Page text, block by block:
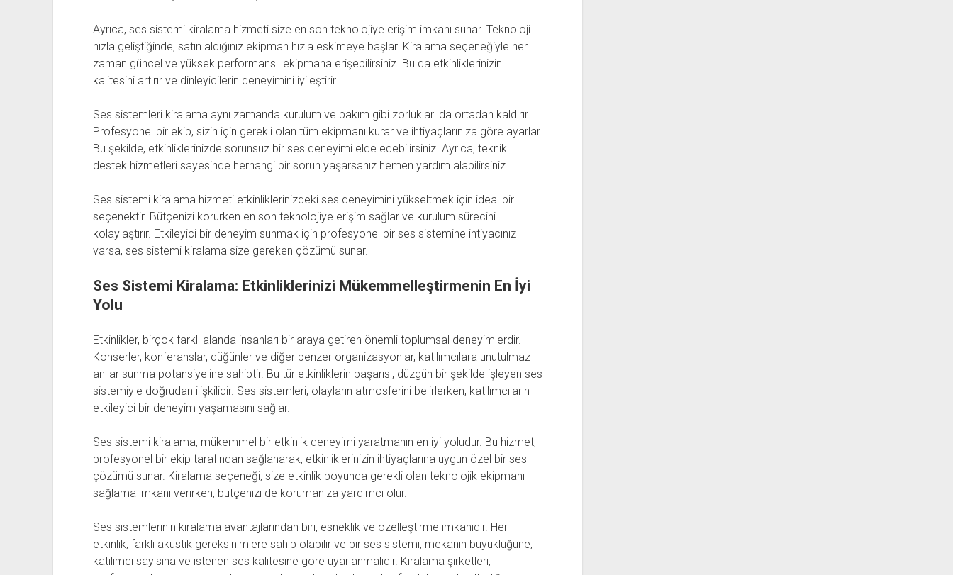
Ayrıca, ses sistemi kiralama hizmeti size en son teknolojiye erişim imkanı sunar. Teknoloji
hızla geliştiğinde, satın aldığınız ekipman hızla eskimeye başlar. Kiralama seçeneğiyle her
zaman güncel ve yüksek performanslı ekipmana erişebilirsiniz. Bu da etkinliklerinizin
kalitesini artırır ve dinleyicilerin deneyimini iyileştirir.
Ses sistemleri kiralama aynı zamanda kurulum ve bakım gibi zorlukları da ortadan kaldırır.
Profesyonel bir ekip, sizin için gerekli olan tüm ekipmanı kurar ve ihtiyaçlarınıza göre ayarlar.
Bu şekilde, etkinliklerinizde sorunsuz bir ses deneyimi elde edebilirsiniz. Ayrıca, teknik
destek hizmetleri sayesinde herhangi bir sorun yaşarsanız hemen yardım alabilirsiniz.
Ses sistemi kiralama hizmeti etkinliklerinizdeki ses deneyimini yükseltmek için ideal bir
seçenektir. Bütçenizi korurken en son teknolojiye erişim sağlar ve kurulum sürecini
kolaylaştırır. Etkileyici bir deneyim sunmak için profesyonel bir ses sistemine ihtiyacınız
varsa, ses sistemi kiralama size gereken çözümü sunar.
Ses Sistemi Kiralama: Etkinliklerinizi Mükemmelleştirmenin En İyi
Yolu
Etkinlikler, birçok farklı alanda insanları bir araya getiren önemli toplumsal deneyimlerdir.
Konserler, konferanslar, düğünler ve diğer benzer organizasyonlar, katılımcılara unutulmaz
anılar sunma potansiyeline sahiptir. Bu tür etkinliklerin başarısı, düzgün bir şekilde işleyen ses
sistemiyle doğrudan ilişkilidir. Ses sistemleri, olayların atmosferini belirlerken, katılımcıların
etkileyici bir deneyim yaşamasını sağlar.
Ses sistemi kiralama, mükemmel bir etkinlik deneyimi yaratmanın en iyi yoludur. Bu hizmet,
profesyonel bir ekip tarafından sağlanarak, etkinliklerinizin ihtiyaçlarına uygun özel bir ses
çözümü sunar. Kiralama seçeneği, size etkinlik boyunca gerekli olan teknolojik ekipmanı
sağlama imkanı verirken, bütçenizi de korumanıza yardımcı olur.
Ses sistemlerinin kiralama avantajlarından biri, esneklik ve özelleştirme imkanıdır. Her
etkinlik, farklı akustik gereksinimlere sahip olabilir ve bir ses sistemi, mekanın büyüklüğüne,
katılımcı sayısına ve istenen ses kalitesine göre uyarlanmalıdır. Kiralama şirketleri,